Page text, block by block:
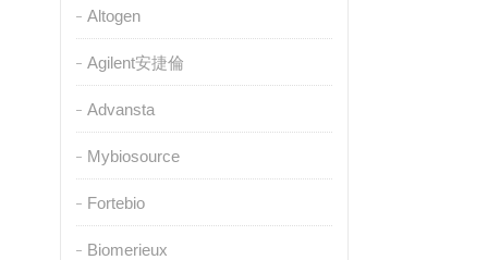
Altogen
Agilent安捷倫
Advansta
Mybiosource
Fortebio
Biomerieux